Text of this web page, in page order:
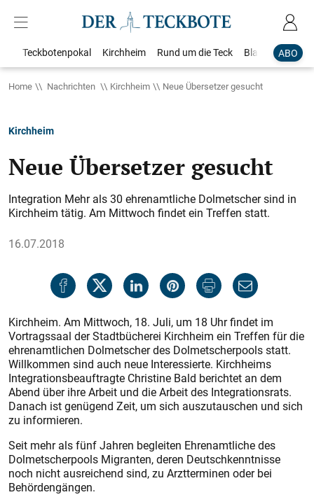
ABO
Teckbotenpokal Kirchheim Rund um die Teck Blaulicht
Home Nachrichten Kirchheim Neue Übersetzer gesucht
Kirchheim
Neue Übersetzer gesucht
Integration Mehr als 30 ehrenamtliche Dolmetscher sind in
Kirchheim tätig. Am Mittwoch findet ein Treffen statt.
16.07.2018
Kirchheim. Am Mittwoch, 18. Juli, um 18 Uhr findet im
Vortragssaal der Stadtbücherei Kirchheim ein Treffen für die
ehrenamtlichen Dolmetscher des Dolmetscherpools statt.
Willkommen sind auch neue Interessierte. Kirchheims
Integrationsbeauftragte Christine Bald berichtet an dem
Abend über ihre Arbeit und die Arbeit des Integrationsrats.
Danach ist genügend Zeit, um sich auszutauschen und sich
zu informieren.
Seit mehr als fünf Jahren begleiten Ehrenamtliche des
Dolmetscherpools Migranten, deren Deutschkenntnisse
noch nicht ausreichend sind, zu Arztterminen oder bei
Behördengängen.